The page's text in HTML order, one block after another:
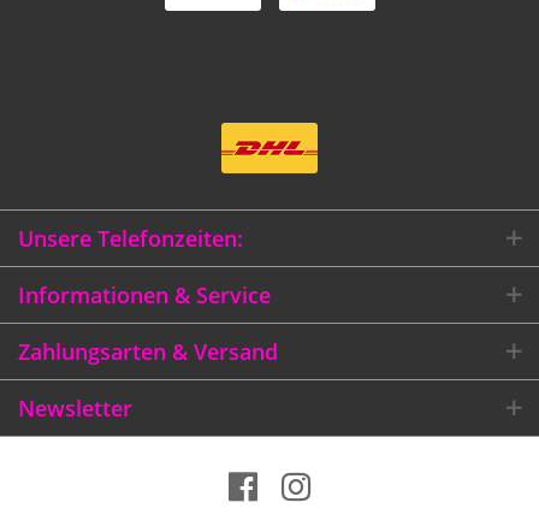
Unsere Telefonzeiten:
Informationen & Service
Zahlungsarten & Versand
Newsletter